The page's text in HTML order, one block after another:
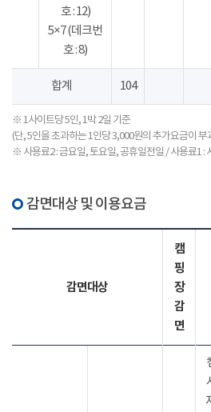
호 : 12)
5×7 (데크번
호 : 8)
합계 104
※ 1사이트당 5인, 1박 2일 기준
(단, 5인을 초과하는 1인당 3,000원의 추가요금이 부
※ 사용료2 : 금요일, 토요일, 공휴일전일 / 사용료1 :
감면대상 및 이용요금
감면대상
캠
핑
장
감
면